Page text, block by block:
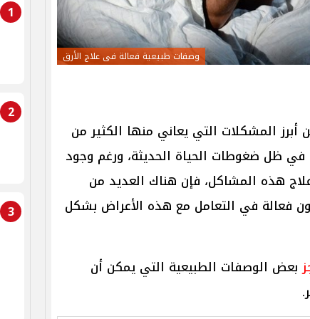
وصفات طبيعية فعالة فى علاج الأرق
المشكلات التي يعاني منها الكثير من
ظل ضغوطات الحياة الحديثة، ورغم وجود
هذه المشاكل، فإن هناك العديد من
فعالة في التعامل مع هذه الأعراض بشكل
بعض الوصفات الطبيعية التي يمكن أن
1
2
3